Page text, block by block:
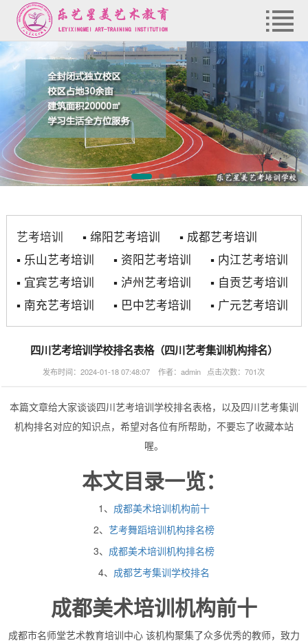
艺考培训 ▪ 绵阳艺考培训 ▪ 成都艺考培训
▪ 乐山艺考培训 ▪ 资阳艺考培训 ▪ 内江艺考培训
▪ 宜宾艺考培训 ▪ 泸州艺考培训 ▪ 自贡艺考培训
▪ 南充艺考培训 ▪ 巴中艺考培训 ▪ 广元艺考培训
四川艺考培训学校排名表格（四川艺考集训机构排名）
发布时间：2024-01-18 07:48:07 作者：admin 点击次数：701次
本篇文章给大家谈谈四川艺考培训学校排名表格，以及四川艺考集训
机构排名对应的知识点，希望对各位有所帮助，不要忘了收藏本站
喔。
本文目录一览：
1、 成都美术培训机构前十
2、 艺考舞蹈培训机构排名榜
3、 成都美术培训机构排名榜
4、 成都艺考集训学校排名
成都美术培训机构前十
成都市名师堂艺术教育培训中心 该机构聚集了众多优秀的教师，致力